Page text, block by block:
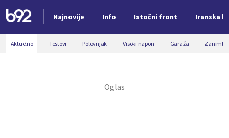
Najnovije Info Istočni front Iranska
Nova vest
Aktuelno Testovi Polovnjak Visoki napon Garaža